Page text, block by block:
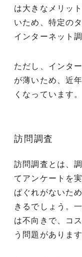
は大きなメリッ
いため、特定の
インターネット
ただし、インタ
が薄いため、近
くなっています。
訪問調査
訪問調査とは、
てアンケートを
ぱぐれがないた
きるでしょう。
は不向きで、コ
う問題があります